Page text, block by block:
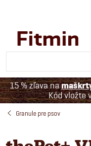
15 % zľava na
Kód vložte
Granule pre psov